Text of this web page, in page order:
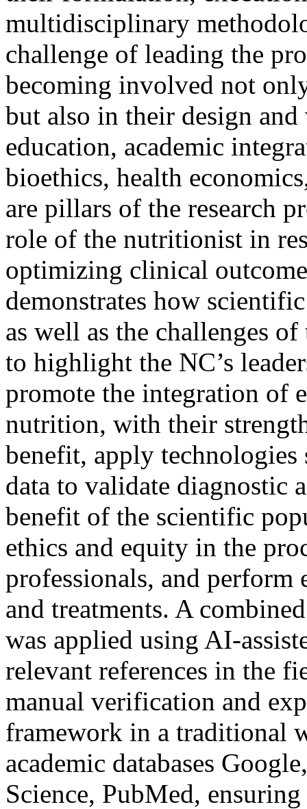
multidisciplinary
challenge of leading the
becoming involved not
but also in their design
education, academic
bioethics, health
are pillars of the research
role of the nutritionist in
optimizing clinical
demonstrates how
as well as the challenges
to highlight the NC’s
promote the integration of
nutrition, with their
benefit, apply
data to validate diagnostic
benefit of the scientific
ethics and equity in the
professionals, and perform
and treatments. A
was applied using AI-
relevant references in the
manual verification and
framework in a traditional
academic databases
Science, PubMed,